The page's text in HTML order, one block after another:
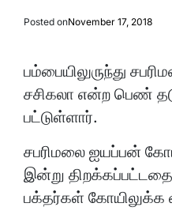
Posted onNovember 17, 2018
பம்பையிலுருந்து
சசிகலா என்ற பெண்
பட்டுள்ளார்.
சபரிமலை ஐயப்பன்
இன்று
பக்தர்கள் கோயிலுக்க